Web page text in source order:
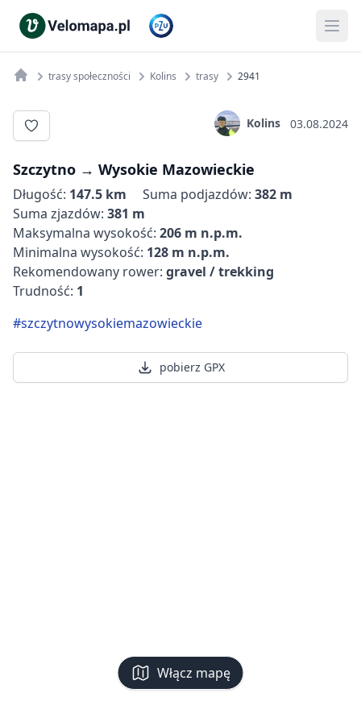
Włącz mapę
trasy społeczności Kolins trasy 2941
Kolins 03.08.2024
Szczytno‬ → ‪Wysokie Mazowieckie
Długość: 147.5 km Suma podjazdów: 382 m
Suma zjazdów: 381 m
Maksymalna wysokość: 206 m n.p.m.
Minimalna wysokość: 128 m n.p.m.
Rekomendowany rower: gravel / trekking
Trudność: 1
#szczytnowysokiemazowieckie
pobierz GPX